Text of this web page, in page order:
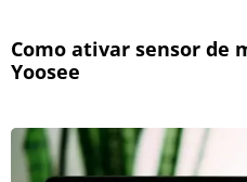
Como ativar sensor de
Yoosee